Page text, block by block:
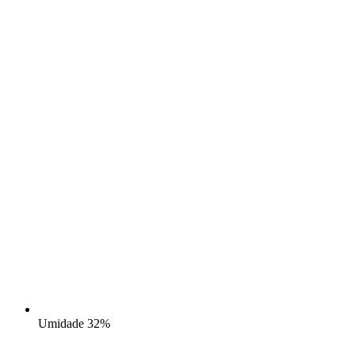
Umidade 32%